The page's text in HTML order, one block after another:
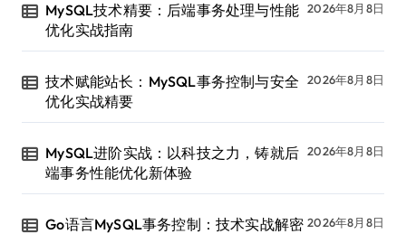
MySQL技术精要：后端事务处理与性能
优化实战指南
2026年8月8日
技术赋能站长：MySQL事务控制与安全
优化实战精要
2026年8月8日
MySQL进阶实战：以科技之力，铸就后
端事务性能优化新体验
2026年8月8日
Go语言MySQL事务控制：技术实战解密 2026年8月8日